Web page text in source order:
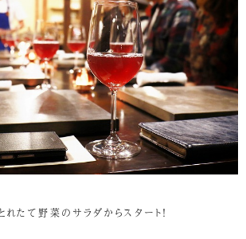
たて野菜のサラダからスタート！